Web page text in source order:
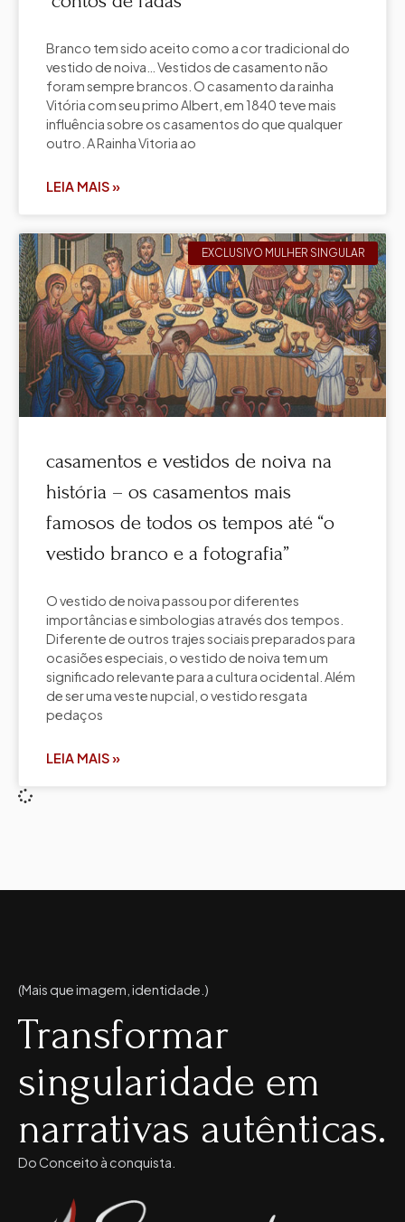
Branco tem sido aceito como a cor tradicional do
vestido de noiva… Vestidos de casamento não
foram sempre brancos. O casamento da rainha
Vitória com seu primo Albert, em 1840 teve mais
influência sobre os casamentos do que qualquer
outro. A Rainha Vitoria ao
LEIA MAIS »
EXCLUSIVO MULHER SINGULAR
casamentos e vestidos de noiva na
história – os casamentos mais
famosos de todos os tempos até “o
vestido branco e a fotografia”
O vestido de noiva passou por diferentes
importâncias e simbologias através dos tempos.
Diferente de outros trajes sociais preparados para
ocasiões especiais, o vestido de noiva tem um
significado relevante para a cultura ocidental. Além
de ser uma veste nupcial, o vestido resgata
pedaços
LEIA MAIS »
(Mais que imagem, identidade.)
Transformar
singularidade em
narrativas autênticas.
Do Conceito à conquista.